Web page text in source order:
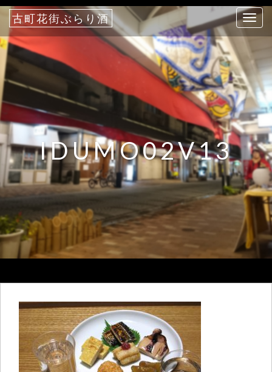
T
o
l
e
n
a
v
i
g
a
o
n
古町花街ぶらり酒
IDUMO02V13